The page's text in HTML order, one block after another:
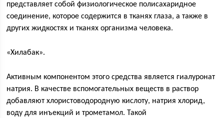
представляет собой физиологическое полисахаридное
соединение, которое содержится в тканях глаза, а также в
других жидкостях и тканях организма человека.
«Хилабак».
Активным компонентом этого средства является гиалуронат
натрия. В качестве вспомогательных веществ в раствор
добавляют хлористоводородную кислоту, натрия хлорид,
воду для инъекций и трометамол. Такой